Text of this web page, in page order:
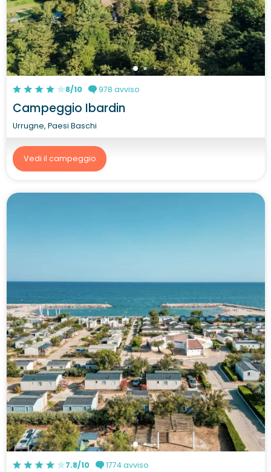
8/10 978 avviso
Campeggio Ibardin
Urrugne, Paesi Baschi
Vedi il campeggio
7.8/10 1774 avviso